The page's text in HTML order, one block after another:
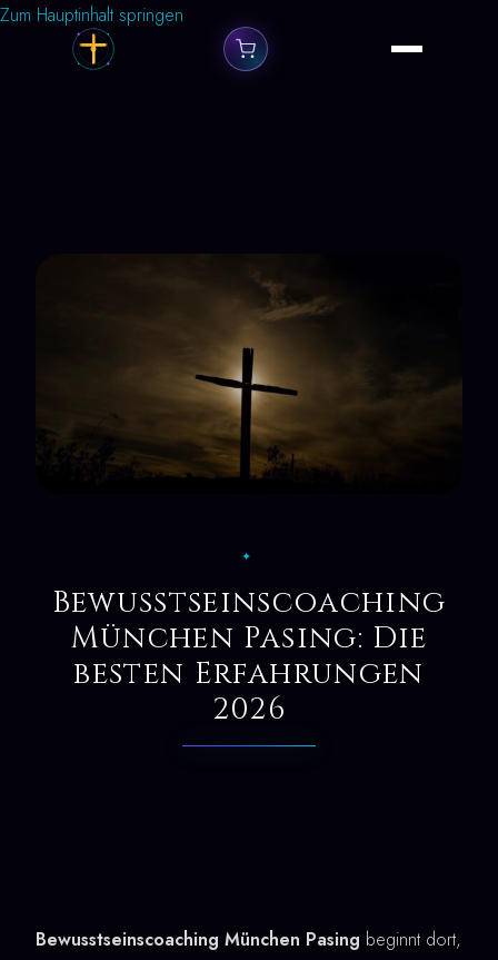
Zum Hauptinhalt springen
✦
Bewusstseinscoaching
München Pasing: Die
besten Erfahrungen
2026
Bewusstseinscoaching München Pasing beginnt dort,